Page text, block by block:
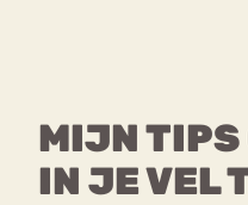
MIJN TIPS
IN JE VEL
Content
Over proud2bme
Contact